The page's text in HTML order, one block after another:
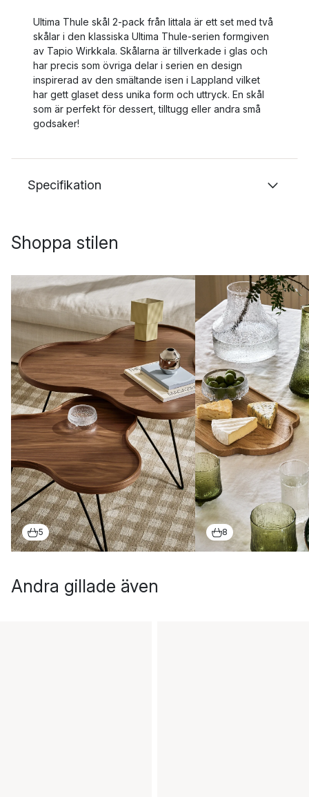
Ultima Thule skål 2-pack från Iittala är ett set med två
skålar i den klassiska Ultima Thule-serien formgiven
av Tapio Wirkkala. Skålarna är tillverkade i glas och
har precis som övriga delar i serien en design
inspirerad av den smältande isen i Lappland vilket
har gett glaset dess unika form och uttryck. En skål
som är perfekt för dessert, tilltugg eller andra små
godsaker!
Specifikation
Shoppa stilen
5 8
Andra gillade även